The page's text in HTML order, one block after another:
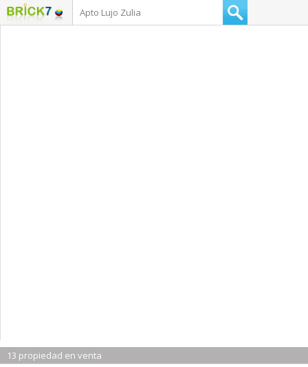
13 propiedad en venta